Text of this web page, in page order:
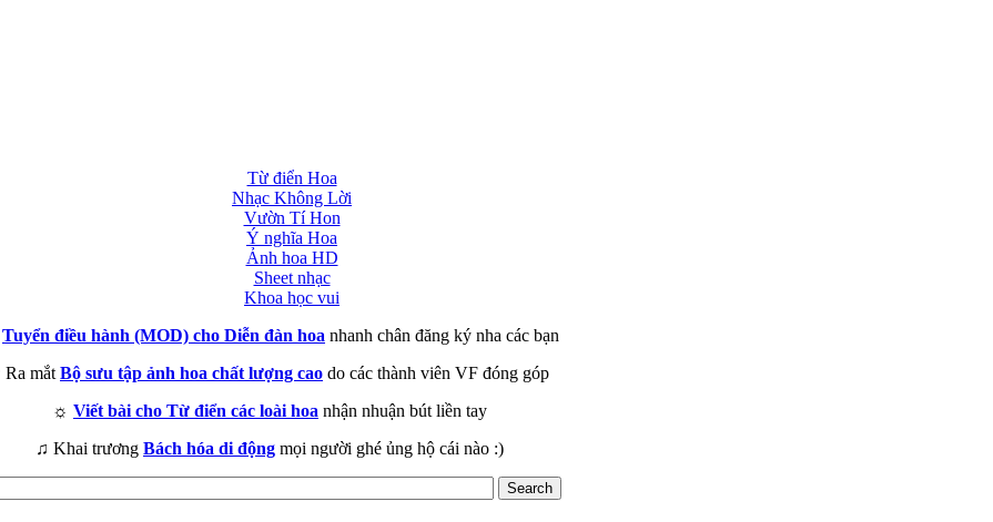
Từ điển Hoa
Nhạc Không Lời
Vườn Tí Hon
Ý nghĩa Hoa
Ảnh hoa HD
Sheet nhạc
Khoa học vui
Tuyển điều hành (MOD) cho Diễn đàn hoa nhanh chân đăng ký nha các bạn
Ra mắt Bộ sưu tập ảnh hoa chất lượng cao do các thành viên VF đóng góp
☼ Viết bài cho Từ điển các loài hoa nhận nhuận bút liền tay
♫ Khai trương Bách hóa di động mọi người ghé ủng hộ cái nào :)